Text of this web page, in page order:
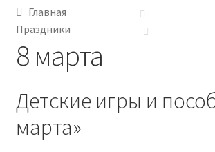
МЕТОДИКИ
АРТ СТУДИЯ
ИГРЫ НА ЛИПУЧКАХ
КОНТАКТЫ
Главная
Праздники
8 марта
Детские игры и
марта»